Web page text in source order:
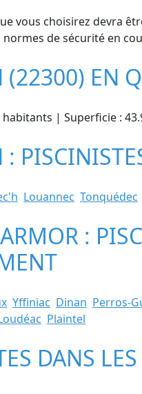
vous choisirez devra
de sécurité en
EN
habitants | Superficie :
Louannec Tonquédec
:
Yffiniac Dinan Perros-
Plaintel
DANS